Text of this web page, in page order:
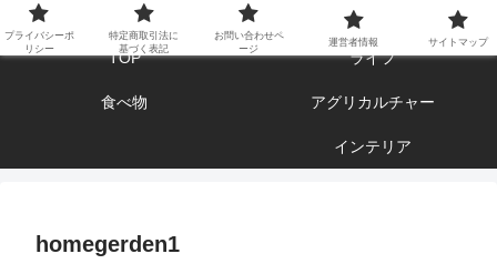
エンジョイ ブログライフ
TOP ライフ
食べ物 アグリカルチャー
インテリア
homegerden1
プライバシーポ
リシー
特定商取引法に
基づく表記
お問い合わせペ
ージ
運営者情報 サイトマップ